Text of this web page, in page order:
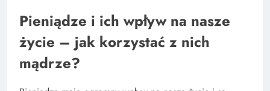
Pieniądze i ich wpływ na nasze
życie – jak korzystać z nich
mądrze?